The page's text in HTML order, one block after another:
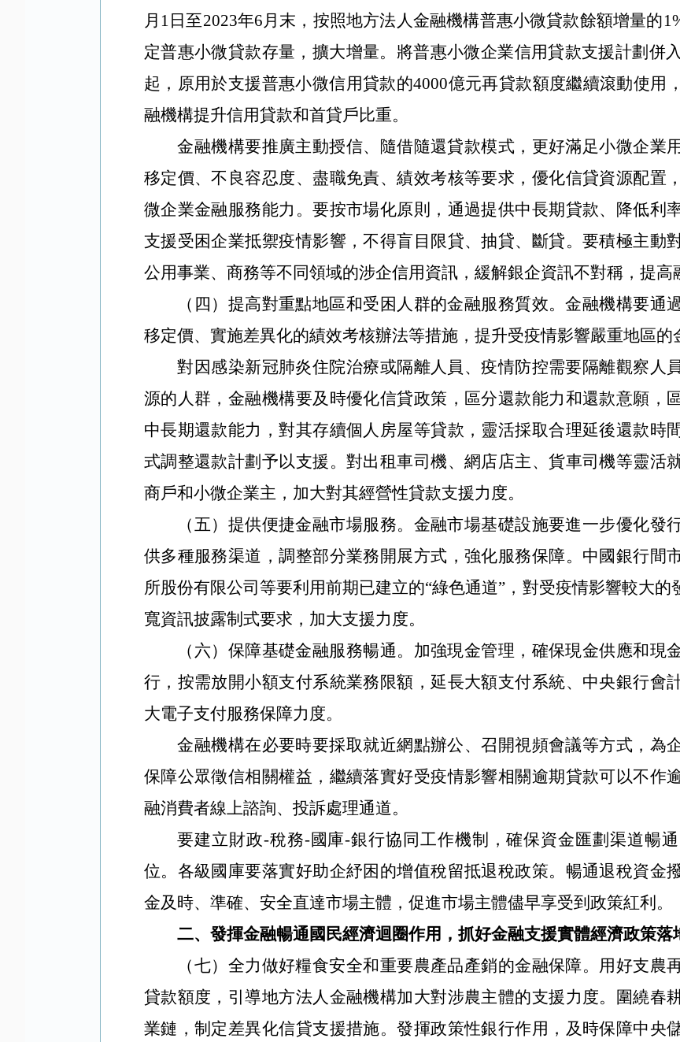
月1日至2023年6月末，按照地方法人金融機構普惠小微貸款餘額增量的
定普惠小微貸款存量，擴大增量。將普惠小微企業信用貸款支援計劃併
起，原用於支援普惠小微信用貸款的4000億元再貸款額度繼續滾動使用
融機構提升信用貸款和首貸戶比重。
金融機構要推廣主動授信、隨借隨還貸款模式，更好滿足小微企業
移定價、不良容忍度、盡職免責、績效考核等要求，優化信貸資源配置
微企業金融服務能力。要按市場化原則，通過提供中長期貸款、降低利
支援受困企業抵禦疫情影響，不得盲目限貸、抽貸、斷貸。要積極主動
公用事業、商務等不同領域的涉企信用資訊，緩解銀企資訊不對稱，提高
（四）提高對重點地區和受困人群的金融服務質效。金融機構要通
移定價、實施差異化的績效考核辦法等措施，提升受疫情影響嚴重地區的
對因感染新冠肺炎住院治療或隔離人員、疫情防控需要隔離觀察人
源的人群，金融機構要及時優化信貸政策，區分還款能力和還款意願，
中長期還款能力，對其存續個人房屋等貸款，靈活採取合理延後還款時
式調整還款計劃予以支援。對出租車司機、網店店主、貨車司機等靈活
商戶和小微企業主，加大對其經營性貸款支援力度。
（五）提供便捷金融市場服務。金融市場基礎設施要進一步優化發
供多種服務渠道，調整部分業務開展方式，強化服務保障。中國銀行間
所股份有限公司等要利用前期已建立的“綠色通道”，對受疫情影響較大
寬資訊披露制式要求，加大支援力度。
（六）保障基礎金融服務暢通。加強現金管理，確保現金供應和現
行，按需放開小額支付系統業務限額，延長大額支付系統、中央銀行會
大電子支付服務保障力度。
金融機構在必要時要採取就近網點辦公、召開視頻會議等方式，為
保障公眾徵信相關權益，繼續落實好受疫情影響相關逾期貸款可以不作
融消費者線上諮詢、投訴處理通道。
要建立財政-稅務-國庫-銀行協同工作機制，確保資金匯劃渠道暢
位。各級國庫要落實好助企紓困的增值稅留抵退稅政策。暢通退稅資金
金及時、準確、安全直達市場主體，促進市場主體儘早享受到政策紅利。
二、發揮金融暢通國民經濟迴圈作用，抓好金融支援實體經濟政策落
（七）全力做好糧食安全和重要農產品產銷的金融保障。用好支農
貸款額度，引導地方法人金融機構加大對涉農主體的支援力度。圍繞春
業鏈，制定差異化信貸支援措施。發揮政策性銀行作用，及時保障中央